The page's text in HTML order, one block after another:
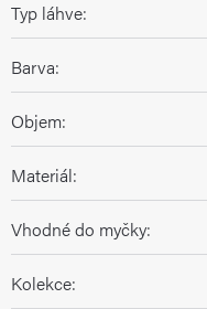
Typ láhve:
Barva:
Objem:
Materiál:
Vhodné do myčky:
Kolekce: